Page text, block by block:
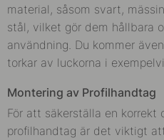
material, såsom svart,
stål, vilket gör dem hållbara
användning. Du kommer
torkar av luckorna i
Montering av Profilhandtag
För att säkerställa en
profilhandtag är det viktigt